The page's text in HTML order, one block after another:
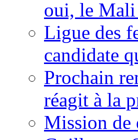
oui, le Mali
Ligue des
candidate
Prochain
réagit à la
Mission de